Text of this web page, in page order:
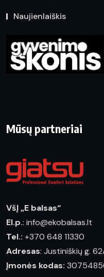
Naujienlaiškis
Mūsų partneriai
VšĮ „E balsas“
El.p.: info@ekobalsas.lt
Tel.: +370 648 11330
Adresas: Justiniškių g.
Įmonės kodas: